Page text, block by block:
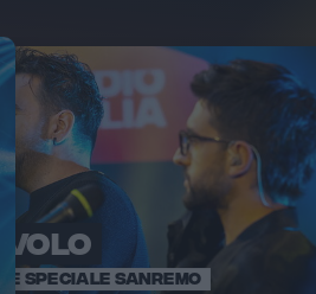
VOLO
SPECIALE SANREMO
IL VOLO
SANREMO ITALIANO 2024